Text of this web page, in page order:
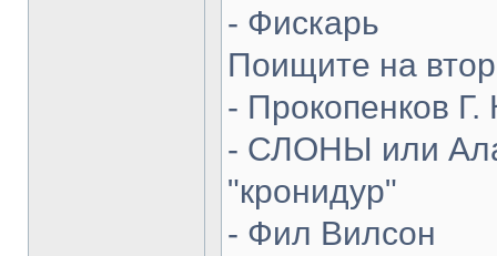
- Фискарь
Поищите на
- Прокопенков Г.
- СЛОНЫ или
"кронидур"
- Фил Вилсон